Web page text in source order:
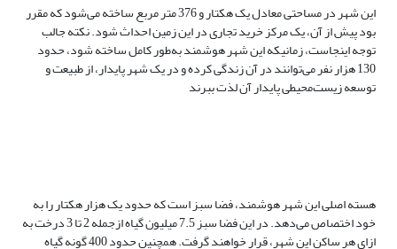
این شهر در مساحتی معادل یک هکتار و 376 متر مربع ساخته می‌شود که مقرر
بود پیش از آن، یک مرکز خرید تجاری در این زمین احداث شود. نکته جالب
توجه اینجاست، زمانیکه این شهر هوشمند به‌طور کامل ساخته شود، حدود
130 هزار نفر می‌توانند در آن زندگی کرده و در یک شهر پایدار، از طبیعت و
توسعه زیست‌محیطی پایدار آن لذت ببرند
هسته اصلی این شهر هوشمند، فضا سبز است که حدود یک هزار هکتار را به
خود اختصاص می‌دهد. در این فضا سبز 7.5 میلیون گیاه ازجمله 2 تا 3 درخت به
ازای هر ساکن این شهر، قرار خواهند گرفت. همچنین حدود 400 گونه گیاه